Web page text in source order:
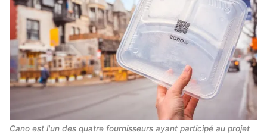
Cano est l'un des quatre fournisseurs ayant participé au projet